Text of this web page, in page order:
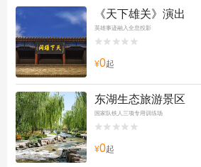
《天下雄关》演出
英雄事迹融入全息投影


¥0起
东湖生态旅游景区
国家队铁人三项专用训练场


¥0起